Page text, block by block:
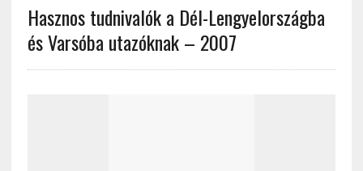
Hasznos tudnivalók a Dél-Lengyelországba
és Varsóba utazóknak – 2007